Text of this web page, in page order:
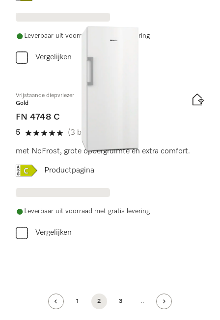
Leverbaar uit voorraad met gratis levering
Vergelijken
Vrijstaande diepvriezer
Gold
FN 4748 C
5
5 sterren van de 5
(3 beoordelingen)
met NoFrost, grote opbergruimte en extra comfort.
Online Label Flag, Energielabel
Productpagina
Leverbaar uit voorraad met gratis levering
Vergelijken
1 2 3 ..